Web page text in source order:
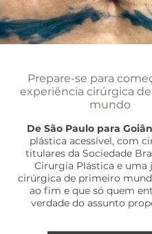
Prepare-se para
experiência cirúrgica
mundo
De São Paulo para
plástica acessível, com
titulares da Sociedade
Cirurgia Plástica e uma
cirúrgica de primeiro
ao fim e que só quem
verdade do assunto